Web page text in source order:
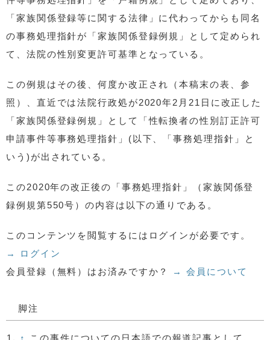
「家族関係登録等に関する法律」に代わってからも同名
の事務処理指針が「家族関係登録例規」として定められ
て、法院の性別変更許可基準となっている。
この例規はその後、何度か改正され（本稿末の表、参
照）、直近では法院行政処が2020年2月21日に改正した
「家族関係登録例規」として「性転換者の性別訂正許可
申請事件等事務処理指針」(以下、「事務処理指針」と
いう)が出されている。
この2020年の改正後の「事務処理指針」（家族関係登
録例規第550号）の内容は以下の通りである。
このコンテンツを閲覧するにはログインが必要です。
→ ログイン
会員登録（無料）はお済みですか？
→ 会員について
脚注
1. ↑
この事件についての日本語での報道記事として、